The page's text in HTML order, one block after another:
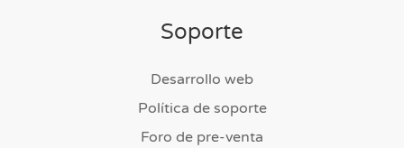
Soporte
Desarrollo web
Política de soporte
Foro de pre-venta